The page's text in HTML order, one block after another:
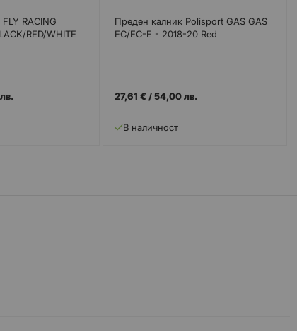
RACING
RED/WHITE
Преден калник Polisport GAS GAS
EC/EC-E - 2018-20 Red
27,61 € /54,00 лв.
В наличност